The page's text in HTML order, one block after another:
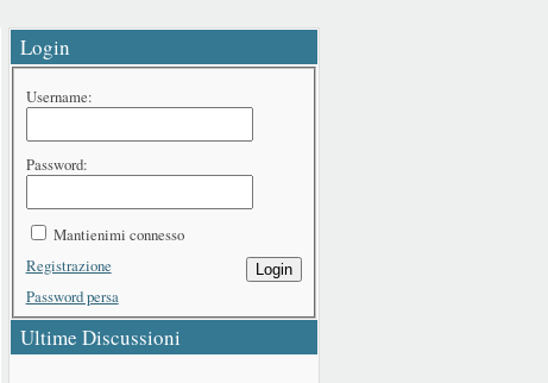
Login
Username:
Password:
Mantienimi connesso
Login
Registrazione
Password persa
Ultime Discussioni